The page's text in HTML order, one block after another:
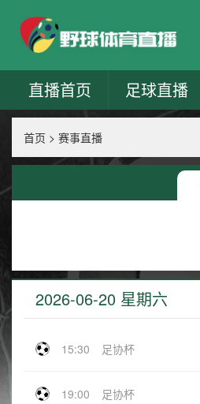
直播首页 足球直播
首页 > 赛事直播
2026-06-20 星期六
15:30 足协杯
19:00 足协杯